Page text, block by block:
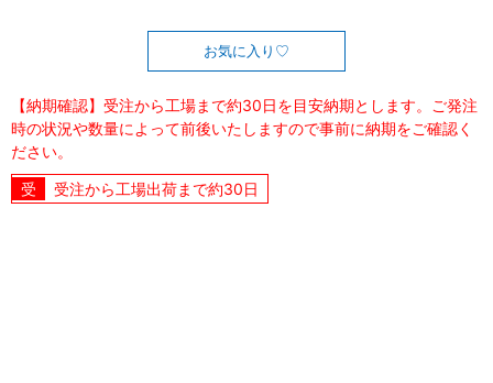
お気に入り
【納期確認】受注から工場まで約30日を目安納期とします。ご発注
時の状況や数量によって前後いたしますので事前に納期をご確認く
ださい。
受注から工場出荷まで約30日